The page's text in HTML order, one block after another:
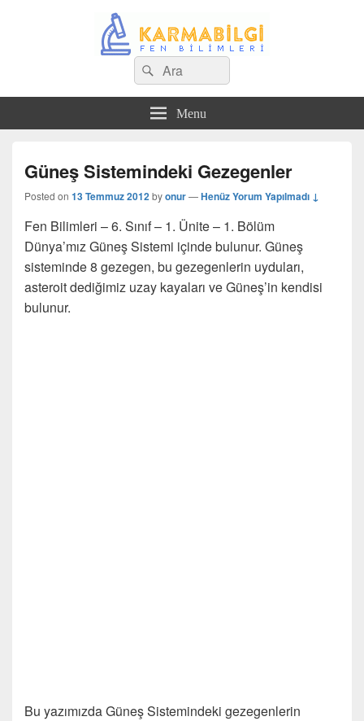
Search
for:
Ara
Menu
Güneş Sistemindeki Gezegenler
Posted on 13 Temmuz 2012byonur—Henüz Yorum Yapılmadı ↓
Fen Bilimleri – 6. Sınıf – 1. Ünite – 1. Bölüm
Dünya’mız Güneş Sistemi içinde bulunur. Güneş
sisteminde 8 gezegen, bu gezegenlerin uyduları,
asteroit dediğimiz uzay kayaları ve Güneş’in kendisi
bulunur.
Bu yazımızda Güneş Sistemindeki gezegenlerin